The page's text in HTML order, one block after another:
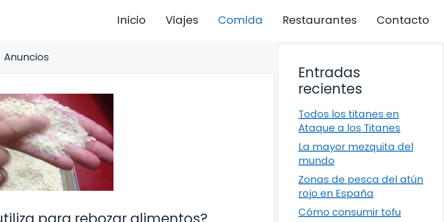
Inicio Viajes Comida Restaurantes Contacto
Anuncios
Entradas
recientes
Todos los titanes en
Ataque a los Titanes
La mayor mezquita del
mundo
Zonas de pesca del atún
rojo en España
Cómo consumir tofu